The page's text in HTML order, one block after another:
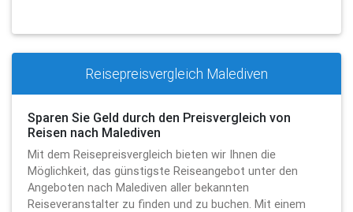
Reisepreisvergleich Malediven
Sparen Sie Geld durch den Preisvergleich von
Reisen nach Malediven
Mit dem Reisepreisvergleich bieten wir Ihnen die
Möglichkeit, das günstigste Reiseangebot unter den
Angeboten nach Malediven aller bekannten
Reiseveranstalter zu finden und zu buchen. Mit einem